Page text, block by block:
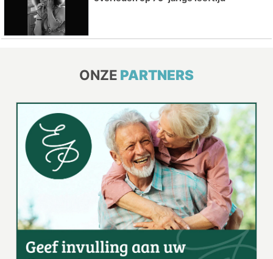
ONZE PARTNERS